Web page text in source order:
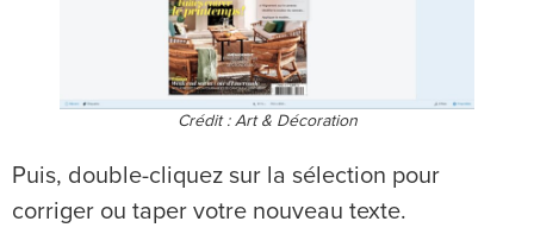
Crédit : Art & Décoration
Puis, double-cliquez sur la sélection pour
corriger ou taper votre nouveau texte.